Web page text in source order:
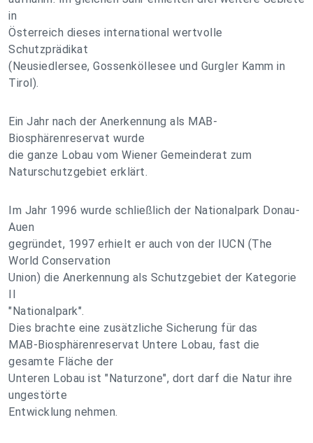
in
Österreich dieses international wertvolle
Schutzprädikat
(Neusiedlersee, Gossenköllesee und Gurgler Kamm in
Tirol).
Ein Jahr nach der Anerkennung als MAB-
Biosphärenreservat wurde
die ganze Lobau vom Wiener Gemeinderat zum
Naturschutzgebiet erklärt.
Im Jahr 1996 wurde schließlich der Nationalpark Donau-
Auen
gegründet, 1997 erhielt er auch von der IUCN (The
World Conservation
Union) die Anerkennung als Schutzgebiet der Kategorie
II
"Nationalpark".
Dies brachte eine zusätzliche Sicherung für das
MAB-Biosphärenreservat Untere Lobau, fast die
gesamte Fläche der
Unteren Lobau ist "Naturzone", dort darf die Natur ihre
ungestörte
Entwicklung nehmen.